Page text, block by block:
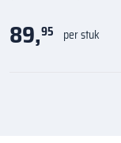
89,95 per stuk